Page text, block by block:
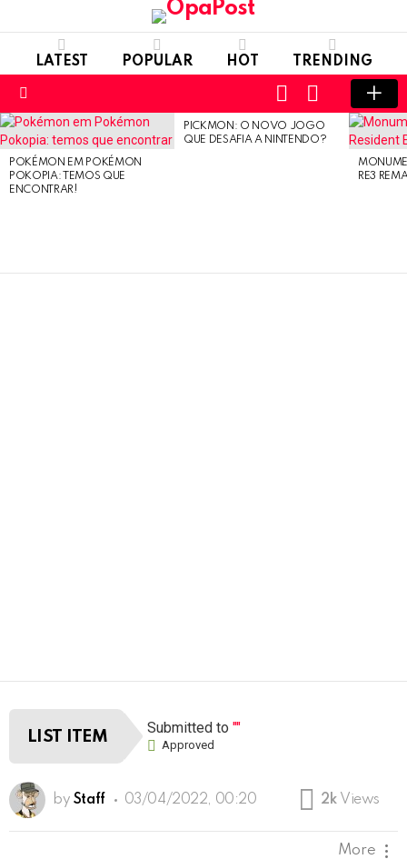
LATEST POPULAR HOT TRENDING
SWITCH
SKIN
LOGIN
LATEST
STORIES
POKÉMON EM POKÉMON
POKOPIA: TEMOS QUE
ENCONTRAR!
PICKMON: O NOVO JOGO
QUE DESAFIA A NINTENDO?
RE3
LIST ITEM Submitted to""
Approved
by Staff 03/04/2022, 00:20 2k Views
More